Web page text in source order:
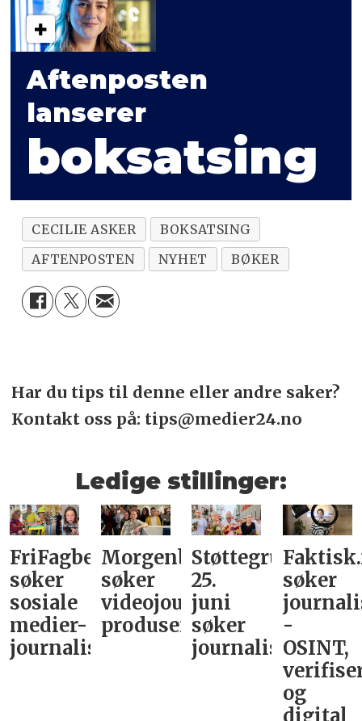
Aftenposten
lanserer
boksatsing
CECILIE ASKER
BOKSATSING
AFTENPOSTEN
NYHET BØKER
Har du tips til denne eller andre saker?
Kontakt oss på: tips@medier24.no
Ledige stillinger:
FriFagbevegelse
søker
sosiale
medier-
journalist
Morgenbladet
søker
videojournalist/podkast-
produsent
Støttegruppa
25.
juni
søker
journalist
søker
-
OSINT,
og
digital